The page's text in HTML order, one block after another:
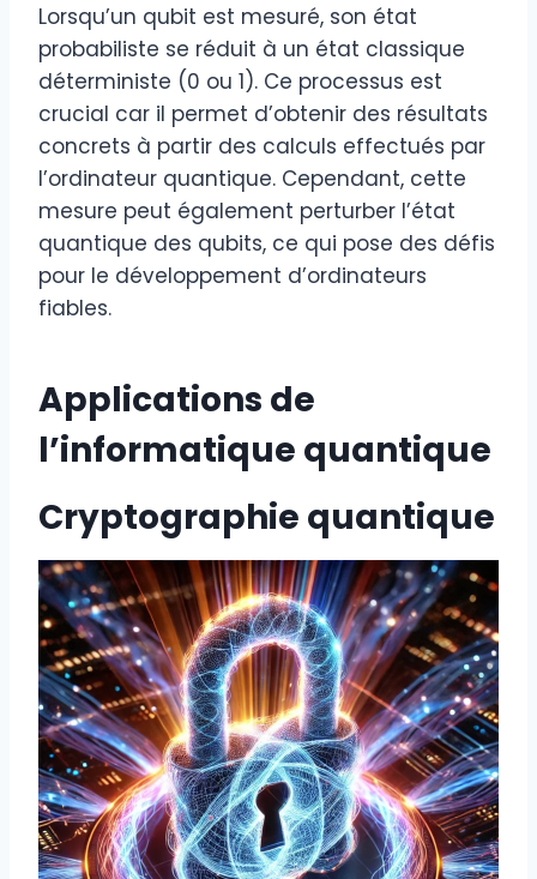
Lorsqu’un qubit est mesuré, son état
probabiliste se réduit à un état classique
déterministe (0 ou 1). Ce processus est
crucial car il permet d’obtenir des résultats
concrets à partir des calculs effectués par
l’ordinateur quantique. Cependant, cette
mesure peut également perturber l’état
quantique des qubits, ce qui pose des défis
pour le développement d’ordinateurs
fiables.
Applications de
l’informatique quantique
Cryptographie quantique